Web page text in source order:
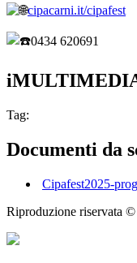
cipacarni.it/cipafest
0434 620691
Tag:
Documenti da
Cipafest2025-
Riproduzione riservata ©